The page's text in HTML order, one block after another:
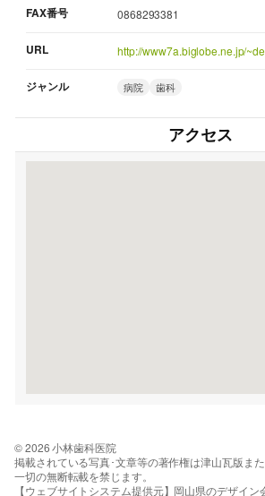
FAX番号 0868293381
URL http://www7a.biglobe.ne.jp/
ジャンル 病院 歯科
アクセス
© 2026 小林歯科医院
掲載されている写真･文章等の著作権は津山瓦版また
一切の無断転載を禁じます。
【ウェブサイトシステム提供元】岡山県のデザイ